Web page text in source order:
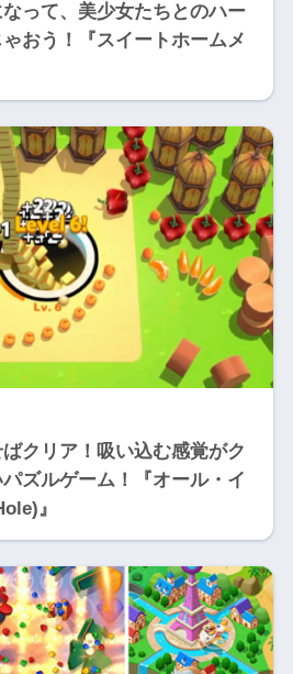
って、美少女たちとのハー
おう！『スイートホームメ
クリア！吸い込む感覚がク
ズルゲーム！『オール・イ
』